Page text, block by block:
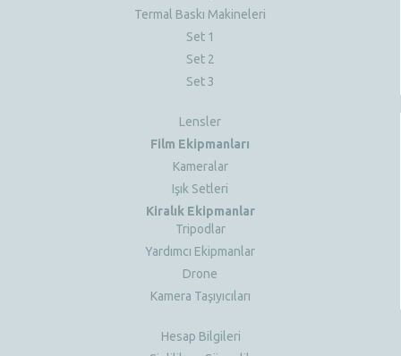
Termal Baskı Makineleri
Set 1
Set 2
Set 3
Lensler
Film Ekipmanları
Kameralar
Işık Setleri
Kiralık Ekipmanlar
Tripodlar
Yardımcı Ekipmanlar
Drone
Kamera Taşıyıcıları
Hesap Bilgileri